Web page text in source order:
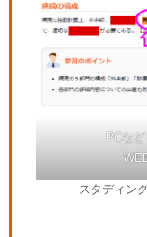
PCな
スタディン